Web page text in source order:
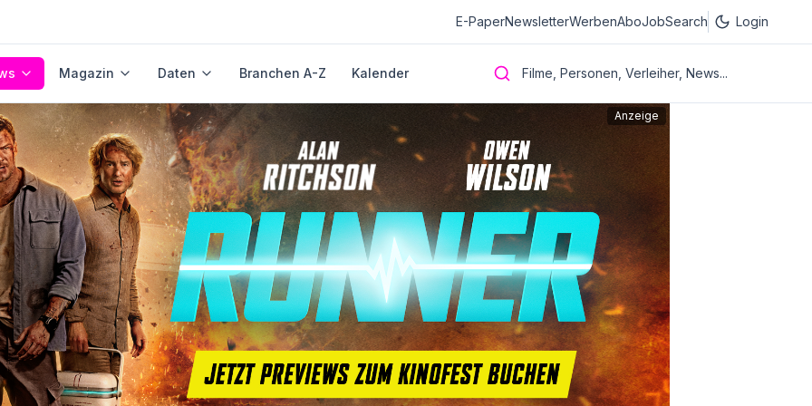
E-PaperNewsletterWerbenAboJobSearch Login
Magazin Daten Branchen A-Z Kalender Filme, Personen, Verleiher, News...
Anzeige